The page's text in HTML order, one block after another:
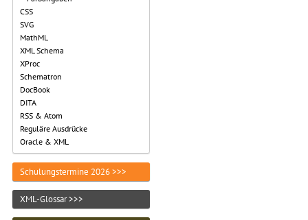
CSS
SVG
MathML
XML Schema
XProc
Schematron
DocBook
DITA
RSS & Atom
Reguläre Ausdrücke
Oracle & XML
Schulungstermine 2026 >>>
XML-Glossar >>>